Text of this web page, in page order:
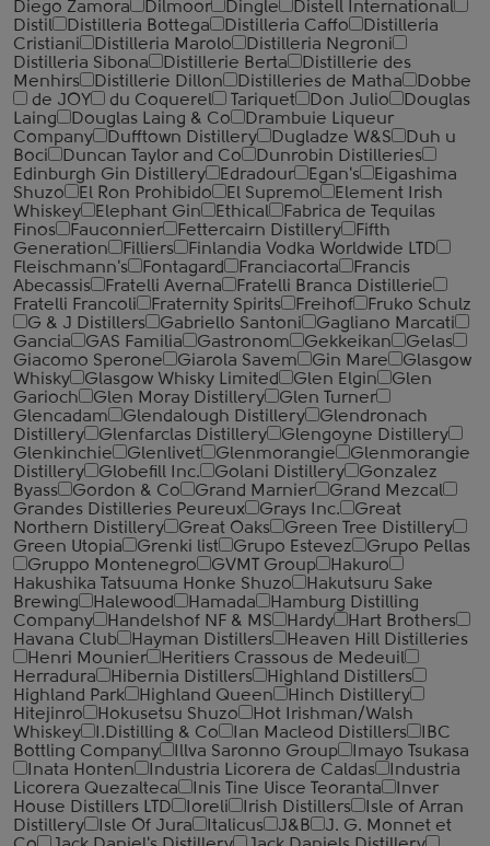
Diego Zamora
Dilmoor Dingle
Distell International
Distil
Distilleria Bottega Distilleria Caffo
Distilleria
Cristiani
Distilleria Marolo
Distilleria Negroni
Distilleria Sibona
Distillerie Berta
Distillerie des
Menhirs
Distillerie Dillon Distilleries de Matha
Dobbe
de JOY
du Coquerel Tariquet Don Julio
Douglas
Laing
Douglas Laing & Co
Drambuie Liqueur
Company
Dufftown Distillery Dugladze W&S
Duh u
Boci
Duncan Taylor and Co
Dunrobin Distilleries
Edinburgh Gin Distillery
Edradour Egan's
Eigashima
Shuzo
El Ron Prohibido El Supremo
Element Irish
Whiskey
Elephant Gin Ethical
Fabrica de Tequilas
Finos
Fauconnier Fettercairn Distillery
Fifth
Generation
Filliers
Finlandia Vodka Worldwide LTD
Fleischmann's
Fontagard Franciacorta
Francis
Abecassis
Fratelli Averna
Fratelli Branca Distillerie
Fratelli ‎Francoli
Fraternity Spirits Freihof
Fruko Schulz
G & J Distillers
Gabriello Santoni
Gagliano Marcati
Gancia
GAS Familia Gastronom Gekkeikan
Gelas
Giacomo Sperone
Giarola Savem Gin Mare
Glasgow
Whisky
Glasgow Whisky Limited Glen Elgin
Glen
Garioch
Glen Moray Distillery
Glen Turner
Glencadam
Glendalough Distillery
Glendronach
Distillery
Glenfarclas Distillery
Glengoyne Distillery
Glenkinchie
Glenlivet Glenmorangie
Glenmorangie
Distillery
Globefill Inc. Golani Distillery
Gonzalez
Byass
Gordon & Co Grand Marnier
Grand Mezcal
Grandes Distilleries Peureux
Grays Inc.
Great
Northern Distillery
Great Oaks
Green Tree Distillery
Green Utopia
Grenki list Grupo Estevez
Grupo Pellas
Gruppo Montenegro
GVMT Group
Hakuro
Hakushika Tatsuuma Honke Shuzo
Hakutsuru Sake
Brewing
Halewood Hamada
Hamburg Distilling
Company
Handelshof NF & MS Hardy
Hart Brothers
Havana Club
Hayman Distillers
Heaven Hill Distilleries
Henri Mounier
Heritiers Crassous de Medeuil
Herradura
Hibernia Distillers
Highland Distillers
Highland Park
Highland Queen
Hinch Distillery
Hitejinro
Hokusetsu Shuzo
Hot Irishman/Walsh
Whiskey
I.Distilling & Co Ian Macleod Distillers
IBC
Bottling Company
Illva Saronno Group
Imayo Tsukasa
Inata Honten
Industria Licorera de Caldas
Industria
Licorera Quezalteca
Inis Tine Uisce Teoranta
Inver
House Distillers LTD
Ioreli Irish Distillers
Isle of Arran
Distillery
Isle Of Jura Italicus J&B
J. G. Monnet et